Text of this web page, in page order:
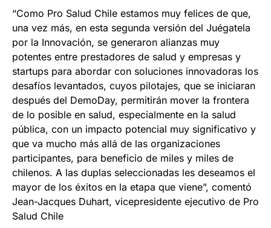
“Como Pro Salud Chile estamos muy felices de que,
una vez más, en esta segunda versión del Juégatela
por la Innovación, se generaron alianzas muy
potentes entre prestadores de salud y empresas y
startups para abordar con soluciones innovadoras los
desafíos levantados, cuyos pilotajes, que se iniciaran
después del DemoDay, permitirán mover la frontera
de lo posible en salud, especialmente en la salud
pública, con un impacto potencial muy significativo y
que va mucho más allá de las organizaciones
participantes, para beneficio de miles y miles de
chilenos. A las duplas seleccionadas les deseamos el
mayor de los éxitos en la etapa que viene”, comentó
Jean-Jacques Duhart, vicepresidente ejecutivo de Pro
Salud Chile